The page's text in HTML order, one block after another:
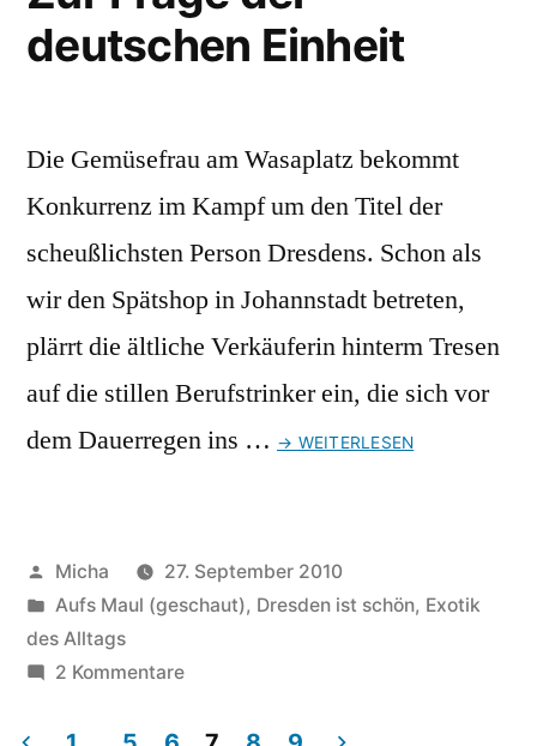
deutschen Einheit
Die Gemüsefrau am Wasaplatz bekommt
Konkurrenz im Kampf um den Titel der
scheußlichsten Person Dresdens. Schon als
wir den Spätshop in Johannstadt betreten,
plärrt die ältliche Verkäuferin hinterm Tresen
auf die stillen Berufstrinker ein, die sich vor
dem Dauerregen ins … → WEITERLESEN
Veröffentlicht
von
Micha
27. September 2010
Veröffentlicht
unter
Aufs Maul (geschaut), Dresden ist schön, Exotik
des Alltags
2 Kommentarezu
Frage